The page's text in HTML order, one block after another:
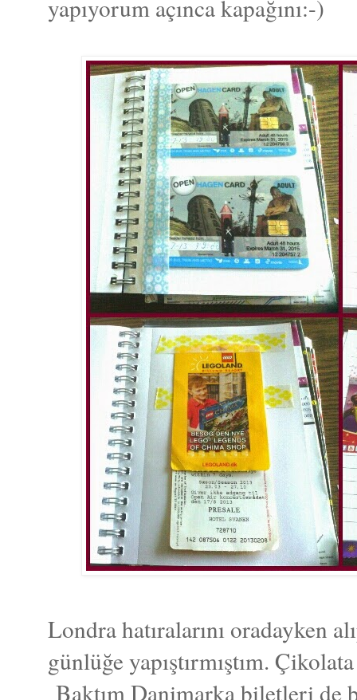
yapıyorum açınca kapağını:-)
Londra hatıralarını oradayken
günlüğe yapıştırmıştım.
Baktım Danimarka biletleri de